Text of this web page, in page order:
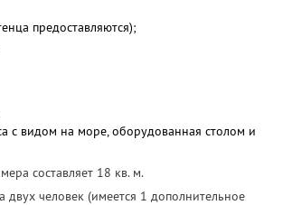
предоставляются);
с видом на море, оборудованная столом и
составляет 18 кв. м.
двух человек (имеется 1 дополнительное